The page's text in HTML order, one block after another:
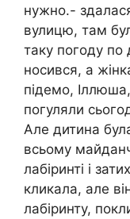
нужно.-
вулицю, там
таку погоду по
носився, а
підемо,
погуляли
Але дитина
всьому
лабіринті і
кликала, але
лабіринту,